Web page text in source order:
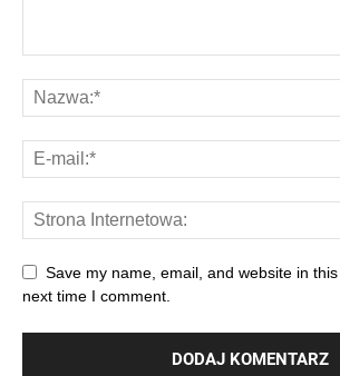
Save my name, email, and website in
next time I comment.